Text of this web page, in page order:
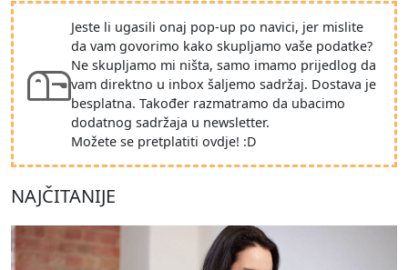
Jeste li ugasili onaj pop-up po navici, jer mislite
da vam govorimo kako skupljamo vaše podatke?
Ne skupljamo mi ništa, samo imamo prijedlog da
vam direktno u inbox šaljemo sadržaj. Dostava je
besplatna. Također razmatramo da ubacimo
dodatnog sadržaja u newsletter.
Možete se pretplatiti ovdje! :D
NAJČITANIJE